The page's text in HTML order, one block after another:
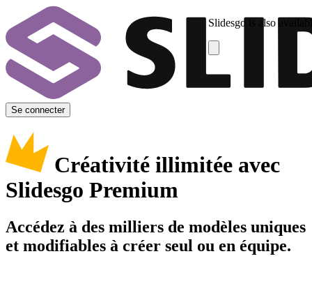
Slidesgo is also
Se connecter
Créativité illimitée avec
Slidesgo Premium
Accédez à des milliers de modèles uniques
et modifiables à créer seul ou en équipe.